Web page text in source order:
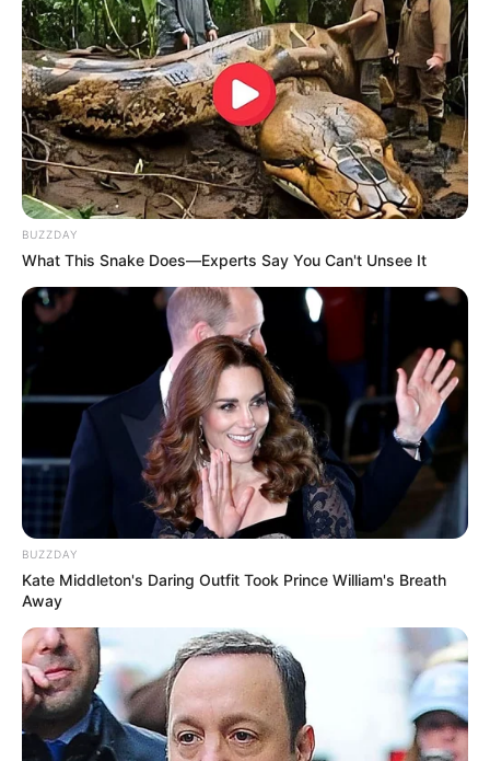
BUZZDAY
What This Snake Does—Experts Say You Can't Unsee It
BUZZDAY
Kate Middleton's Daring Outfit Took Prince William's Breath
Away